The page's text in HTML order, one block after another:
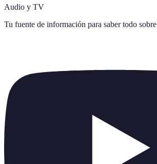
Audio y TV
Tu fuente de información para saber todo sobre